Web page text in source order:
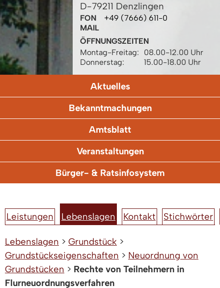
D-79211 Denzlingen
FON
+49 (7666) 611-0
MAIL
ÖFFNUNGSZEITEN
Montag-Freitag:
08.00-12.00 Uhr
Donnerstag:
15.00-18.00 Uhr
Aktuelles
Bekanntmachungen
Amtsblatt
Veranstaltungen
Bürger- & Ratsinfosystem
Leistungen Lebenslagen Kontakt Stichwörter
Lebenslagen > Grundstück >
Grundstückseigenschaften > Neuordnung von
Grundstücken > Rechte von Teilnehmern in
Flurneuordnungsverfahren